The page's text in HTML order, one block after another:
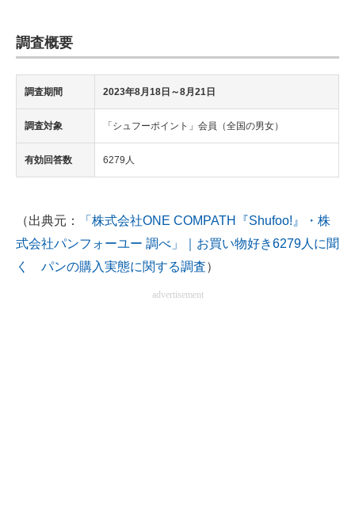
調査概要
調査期間 2023年8月18日～8月21日
調査対象 「シュフーポイント」会員（全国の男女）
有効回答数 6279人
（出典元：
「株式会社ONE COMPATH『Shufoo!』・株
式会社パンフォーユー 調べ」｜お買い物好き6279人に聞
く パンの購入実態に関する調査）
advertisement